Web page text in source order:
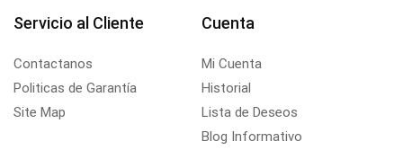
Servicio al Cliente
Contactanos
Politicas de Garantía
Site Map
Cuenta
Mi Cuenta
Historial
Lista de Deseos
Blog Informativo